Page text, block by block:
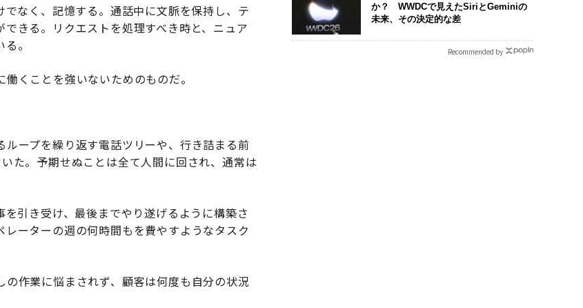
なく、記憶する。通話中に文脈を保持し、テ
きる。リクエストを処理すべき時と、ニュア
。
くことを強いないためのものだ。
ープを繰り返す電話ツリーや、行き詰まる前
た。予期せぬことは全て人間に回され、通常は
引き受け、最後までやり遂げるように構築さ
ーターの週の何時間もを費やすようなタスク
作業に悩まされず、顧客は何度も自分の状況
か？ WWDCで見えたSiriとGeminiの
未来、その決定的な差
Recommended by